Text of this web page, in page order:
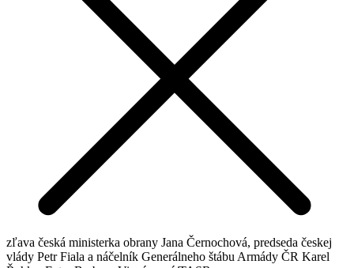
zľava česká ministerka obrany Jana Černochová, predseda českej
vlády Petr Fiala a náčelník Generálneho štábu Armády ČR Karel